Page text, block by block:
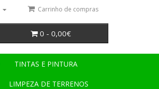
Carrinho de compras
0 - 0,00€
TINTAS E PINTURA
LIMPEZA DE TERRENOS